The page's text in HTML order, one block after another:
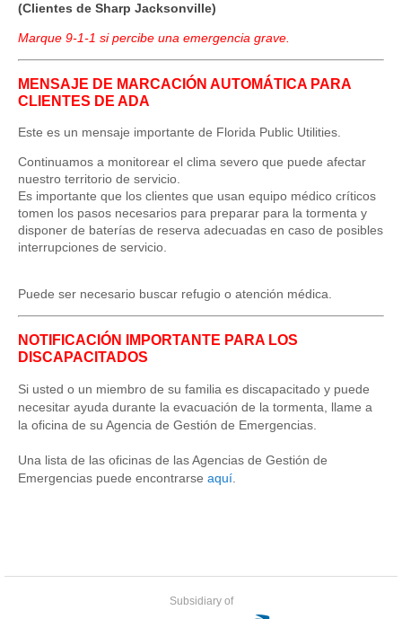
(Clientes de Sharp Jacksonville)
Marque 9-1-1 si percibe una emergencia grave.
MENSAJE DE MARCACIÓN AUTOMÁTICA PARA
CLIENTES DE ADA
Este es un mensaje importante de Florida Public Utilities.
Continuamos a monitorear el clima severo que puede afectar
nuestro territorio de servicio.
Es importante que los clientes que usan equipo médico críticos
tomen los pasos necesarios para preparar para la tormenta y
disponer de baterías de reserva adecuadas en caso de posibles
interrupciones de servicio.
Puede ser necesario buscar refugio o atención médica.
NOTIFICACIÓN IMPORTANTE PARA LOS
DISCAPACITADOS
Si usted o un miembro de su familia es discapacitado y puede
necesitar ayuda durante la evacuación de la tormenta, llame a
la oficina de su Agencia de Gestión de Emergencias.
Una lista de las oficinas de las Agencias de Gestión de
Emergencias puede encontrarse aquí
Subsidiary of